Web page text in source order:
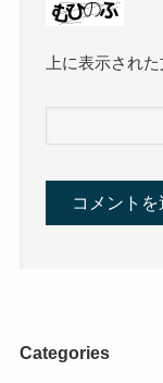
上に表示され
Categories